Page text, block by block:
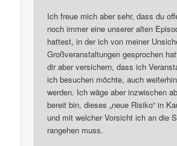
Ich freue mich aber sehr, dass du
noch immer eine unserer alten
hattest, in der ich von meiner
Großveranstaltungen gesprochen
dir aber versichern, dass ich
ich besuchen möchte, auch
werden. Ich wäge aber inzwischen
bereit bin, dieses „neue Risiko“ in
und mit welcher Vorsicht ich an die
rangehen muss.